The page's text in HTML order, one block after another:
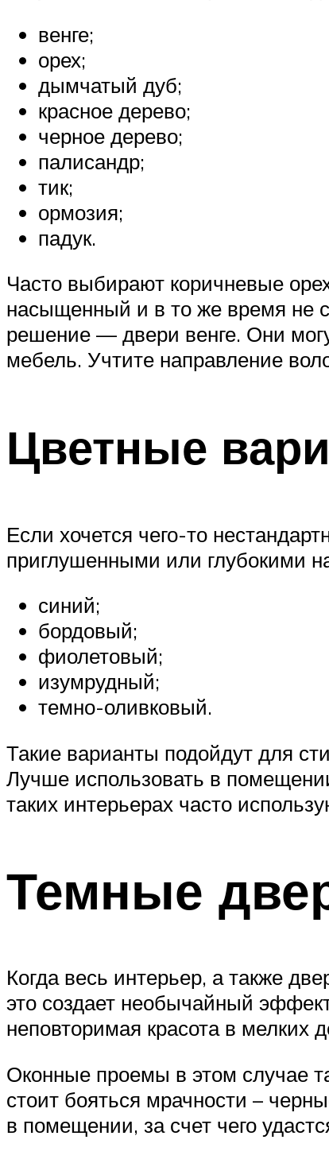
венге;
орех;
дымчатый дуб;
красное дерево;
черное дерево;
палисандр;
тик;
ормозия;
падук.
Часто выбирают коричневые
насыщенный и в то же время не
решение — двери венге. Они
мебель. Учтите направление
Цветные
Если хочется чего-то
приглушенными или глубокими
синий;
бордовый;
фиолетовый;
изумрудный;
темно-оливковый.
Такие варианты подойдут для
Лучше использовать в
таких интерьерах часто
Темные
Когда весь интерьер, а также
это создает необычайный
неповторимая красота в мелких
Оконные проемы в этом случае
стоит бояться мрачности –
в помещении, за счет чего